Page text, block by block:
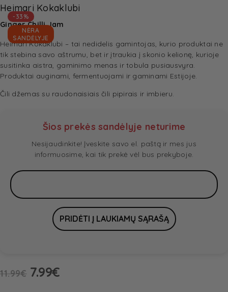
-33%
NĖRA
SANDĖLYJE
Heimari Kokaklubi
Ginger Chilli Jam
Heimari Kokaklubi – tai nedidelis gamintojas, kurio produktai ne
tik stebina savo aštrumu, bet ir įtraukia į skonio kelionę, kurioje
susitinka aistra, gaminimo menas ir tobula pusiausvyra.
Produktai auginami, fermentuojami ir gaminami Estijoje.
Čili džemas su raudonaisiais čili pipirais ir imbieru.
Šios prekės sandėlyje neturime
Nesijaudinkite! Įveskite savo el. paštą ir mes jus
informuosime, kai tik prekė vėl bus prekyboje.
11.99€ 7.99€